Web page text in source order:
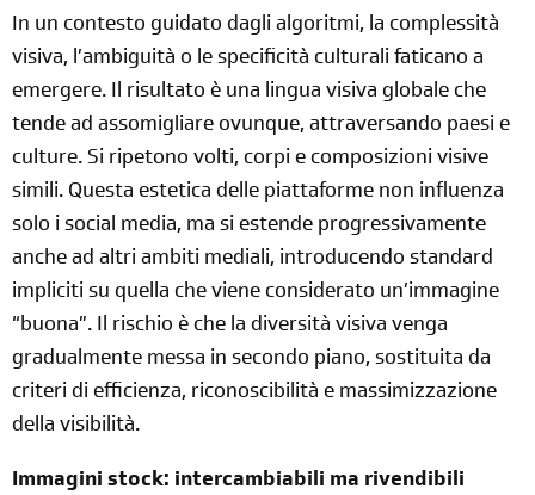
In un contesto guidato dagli algoritmi, la complessità
visiva, l’ambiguità o le specificità culturali faticano a
emergere. Il risultato è una lingua visiva globale che
tende ad assomigliare ovunque, attraversando paesi e
culture. Si ripetono volti, corpi e composizioni visive
simili. Questa estetica delle piattaforme non influenza
solo i social media, ma si estende progressivamente
anche ad altri ambiti mediali, introducendo standard
impliciti su quella che viene considerato un’immagine
“buona”. Il rischio è che la diversità visiva venga
gradualmente messa in secondo piano, sostituita da
criteri di efficienza, riconoscibilità e massimizzazione
della visibilità.
Immagini stock: intercambiabili ma rivendibili